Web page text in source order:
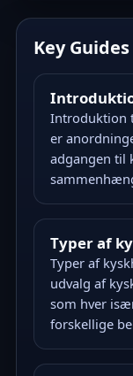
Key Guides
Introduktion
er
adgangen til
Typer af
Typer af
udvalg af
som hver
forskellige